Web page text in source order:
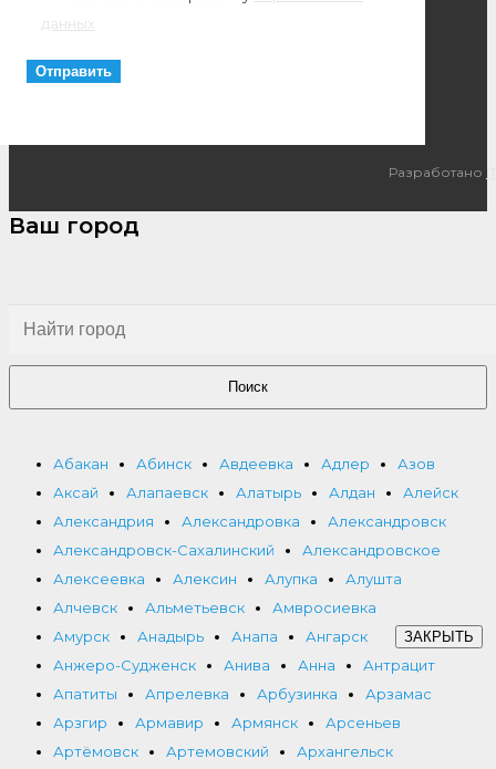
данных
Разработано
Ваш город
Поиск
Абакан Абинск Авдеевка Адлер
Азов
Аксай
Алапаевск Алатырь Алдан
Алейск
Александрия
Александровка
Александровск
Александровск-Сахалинский
Александровское
Алексеевка
Алексин Алупка
Алушта
Алчевск
Альметьевск
Амвросиевка
Амурск
Анадырь Анапа
Ангарск
Анжеро-Судженск
Анива Анна
Антрацит
Апатиты
Апрелевка Арбузинка
Арзамас
Арзгир
Армавир Армянск
Арсеньев
Артёмовск
Артемовский
Архангельск
ЗАКРЫТЬ